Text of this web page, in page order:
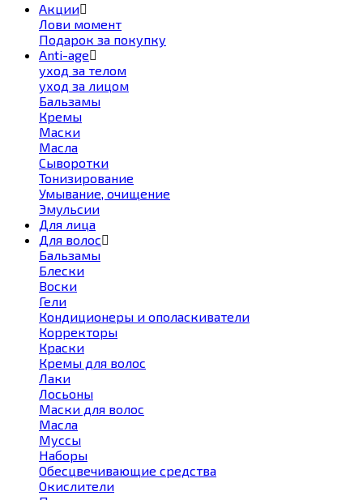
Акции
Лови момент
Подарок за покупку
Anti-age
уход за телом
уход за лицом
Бальзамы
Кремы
Маски
Масла
Сыворотки
Тонизирование
Умывание, очищение
Эмульсии
Для лица
Для волос
Бальзамы
Блески
Воски
Гели
Кондиционеры и ополаскиватели
Корректоры
Краски
Кремы для волос
Лаки
Лосьоны
Маски для волос
Масла
Муссы
Наборы
Обесцвечивающие средства
Окислители